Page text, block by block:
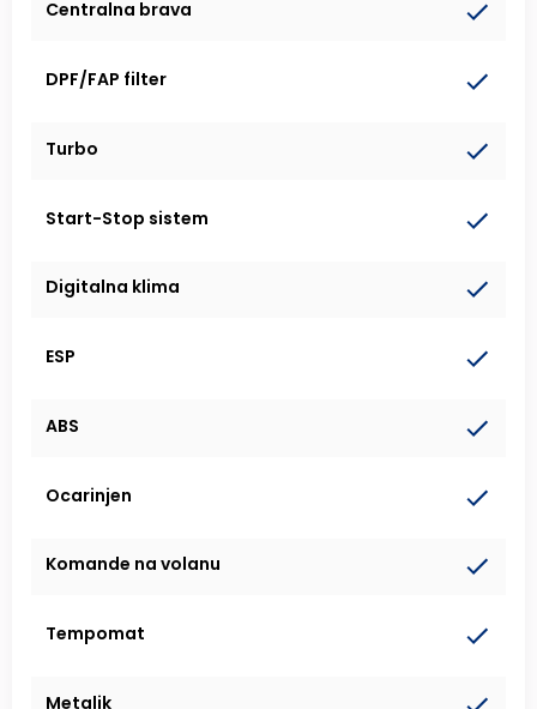
Centralna brava
DPF/FAP filter
Turbo
Start-Stop sistem
Digitalna klima
ESP
ABS
Ocarinjen
Komande na volanu
Tempomat
Metalik